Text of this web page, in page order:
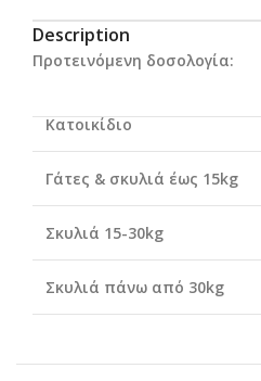
Description
Προτεινόμενη δοσολογία:
Κατοικίδιο
Γάτες & σκυλιά έως 15kg
Σκυλιά 15-30kg
Σκυλιά πάνω από 30kg